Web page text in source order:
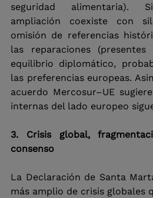
seguridad alimentaria).
ampliación coexiste con
omisión de referencias
las reparaciones
equilibrio diplomático,
las preferencias europeas.
acuerdo Mercosur–UE
internas del lado europeo
3. Crisis global,
consenso
La Declaración de Santa
más amplio de crisis globales